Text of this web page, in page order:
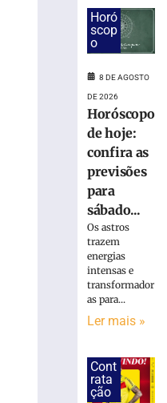
zagueiro
Maistro
para
Série
ABEL
estreia
Horó
scop
o
8 DE AGOSTO
DE 2026
Horóscopo
de hoje:
confira as
previsões
para
sábado...
Os astros
trazem
energias
intensas e
transformador
as para...
Ler mais »
Cont
rata
ção